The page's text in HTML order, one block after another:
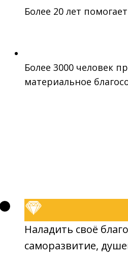
Более 20 лет
Более 3000 человек
материальное
Наладить своё
саморазвитие,